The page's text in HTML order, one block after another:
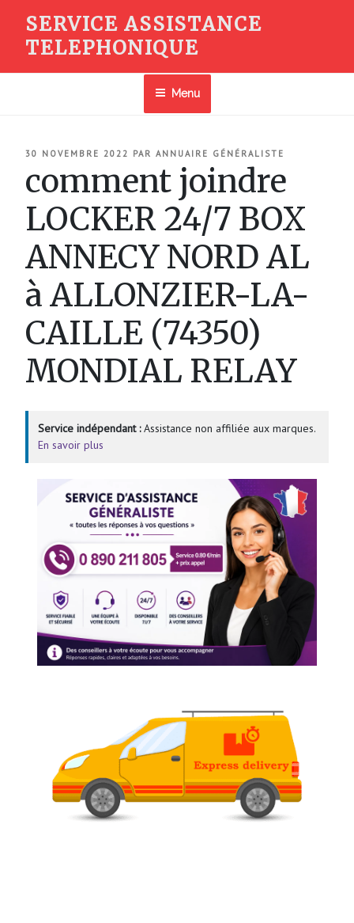
contenu
SERVICE ASSISTANCE
TELEPHONIQUE
Menu
PUBLIÉ
30 NOVEMBRE 2022 PAR ANNUAIRE GÉNÉRALISTE
comment joindre
LOCKER 24/7 BOX
ANNECY NORD AL
à ALLONZIER-LA-
CAILLE (74350)
MONDIAL RELAY
Service indépendant :Assistance non affiliée aux marques.
En savoir plus